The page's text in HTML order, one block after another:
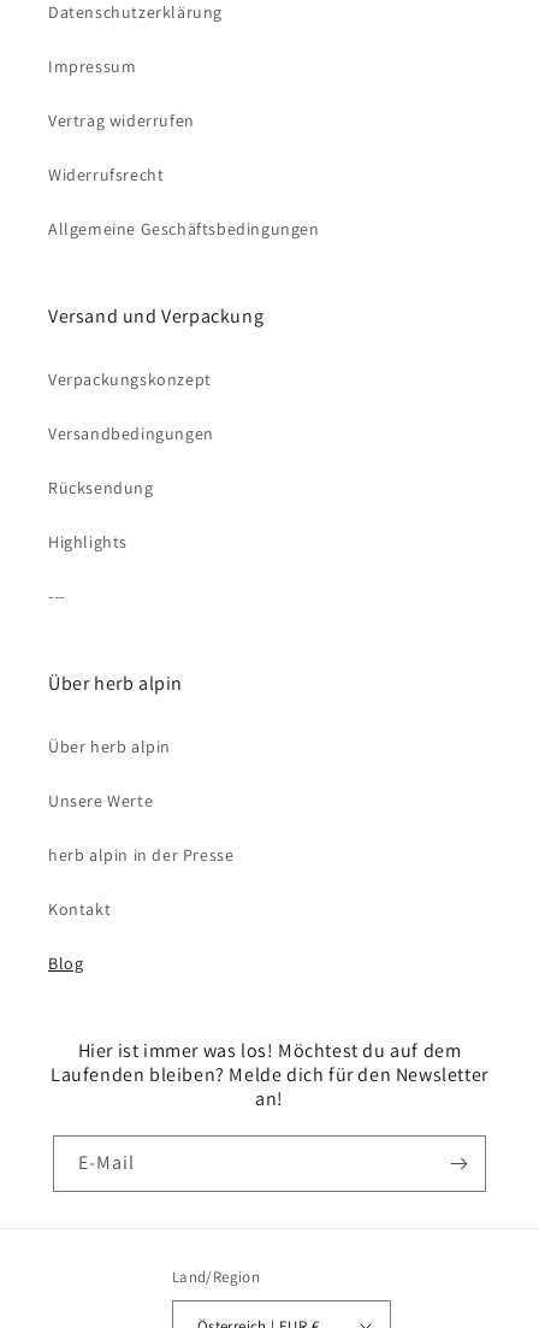
Datenschutzerklärung
Impressum
Vertrag widerrufen
Widerrufsrecht
Allgemeine Geschäftsbedingungen
Versand und Verpackung
Verpackungskonzept
Versandbedingungen
Rücksendung
Highlights
---
Über herb alpin
Über herb alpin
Unsere Werte
herb alpin in der Presse
Kontakt
Blog
Hier ist immer was los! Möchtest du auf dem
Laufenden bleiben? Melde dich für den Newsletter
an!
E-Mail
Land/Region